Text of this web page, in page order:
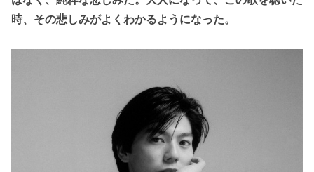
時、その悲しみがよくわかるようになった。